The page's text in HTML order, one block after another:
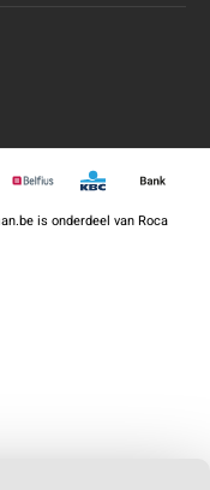
is onderdeel vanRoca